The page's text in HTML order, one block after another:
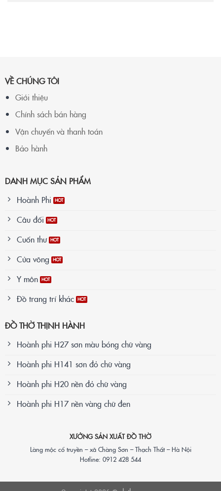
VỀ CHÚNG TÔI
Giới thiệu
Chính sách bán hàng
Vận chuyển và thanh toán
Bảo hành
DANH MỤC SẢN PHẨM
Hoành Phi
Câu đối
Cuốn thư
Cửa võng
Y môn
Đồ trang trí khác
ĐỒ THỜ THỊNH HÀNH
Hoành phi H27 sơn màu bóng chữ vàng
Hoành phi H141 sơn đỏ chữ vàng
Hoành phi H20 nền đỏ chữ vàng
Hoành phi H17 nền vàng chữ đen
XƯỞNG SẢN XUẤT ĐỒ THỜ
Làng mộc cổ truyền – xã Chàng Sơn – Thạch Thất – Hà Nội
Hotline: 0912 428 544